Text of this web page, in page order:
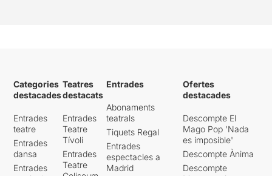
Categories
destacades
Entrades
teatre
Entrades
dansa
Entrades
Teatres
destacats
Entrades
Teatre
Tívoli
Entrades
Teatre
Entrades
Abonaments
teatrals
Tiquets Regal
Entrades
espectacles a
Madrid
Ofertes
destacades
Descompte El
Mago Pop 'Nada
es imposible'
Descompte Ànima
Descompte